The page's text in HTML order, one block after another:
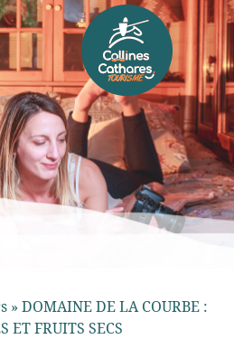
» DOMAINE DE LA COURBE :
ET FRUITS SECS